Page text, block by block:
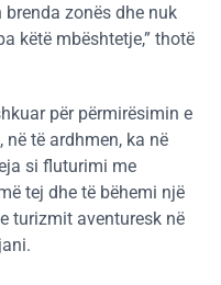
zonës dhe nuk
këtë mbështetje,” thotë
për përmirësimin e
të ardhmen, ka në
si fluturimi me
tej dhe të bëhemi një
turizmit aventuresk në